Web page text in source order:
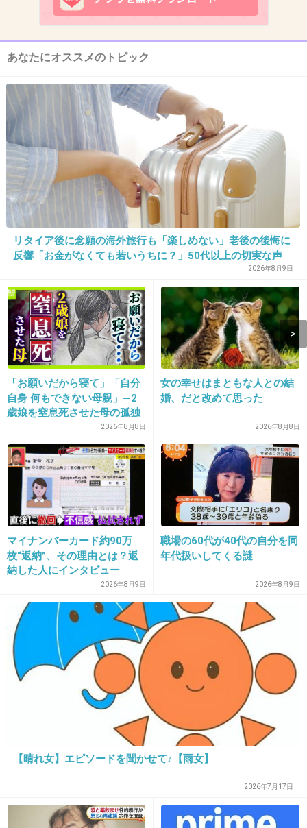
2018/09/13(木) 22:11:18
蓮さんの代わりが田中圭なの？？？年齢的にも
+260
12. 匿名 2018/09/13(木) 22:11:24
やったー！
見よう
+163 -39
だろうなって思ってた！！！
+67
14. 匿名2018/09/13(木) 22:11:35
スローダンスの頃から応援してたのに
ずいぶん前に結婚もしてたよね…泣
15. 匿名2018/09/13(木) 22:11:36
田中圭
ムダに持ち上げられてるね。
+441
+90
あなたにオススメのトピック
リタイア後に念願の海外旅行も「楽しめない」老後の後悔に
反響「お金がなくても若いうちに？」50代以上の切実な声
2026年8月9日
「お願いだから寝て」「自分
自身 何もできない母親」―2
歳娘を窒息死させた母の孤独
「娘は『ママどうして』と」
限界の年子ワンオペ育児 法
廷での懺悔と声なきSOS
2026年8月8日
女の幸せはまともな人との結
婚、だと改めて思った
2026年8月8日
マイナンバーカード約90万
枚“返納”、その理由とは？返
納した人にインタビュー
2026年8月9日
職場の60代が40代の自分を同
年代扱いしてくる謎
2026年8月9日
【晴れ女】エピソードを聞かせて♪【雨女】
2026年7月17日